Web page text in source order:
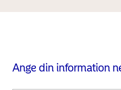
Ange din information